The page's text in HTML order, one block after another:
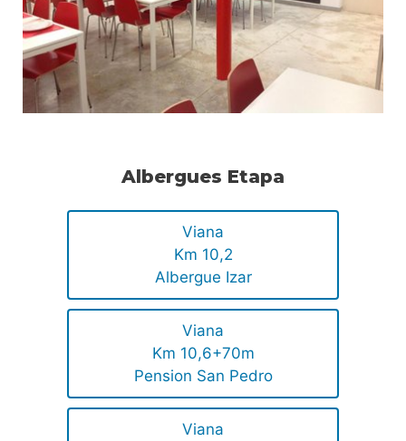
Albergues Etapa
Viana
Km 10,2
Albergue Izar
Viana
Km 10,6+70m
Pension San Pedro
Viana